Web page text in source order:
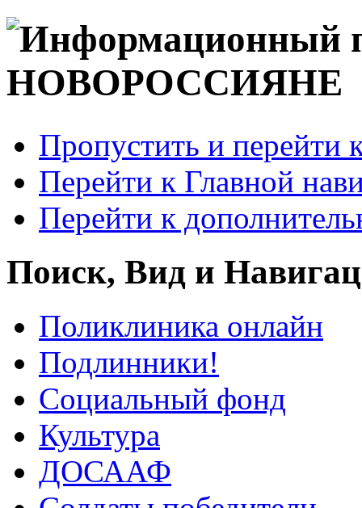
Пропустить и перейти
Перейти к Главной
Перейти к
Поиск, Вид и
Поликлиника онлайн
Подлинники!
Социальный фонд
Культура
ДОСААФ